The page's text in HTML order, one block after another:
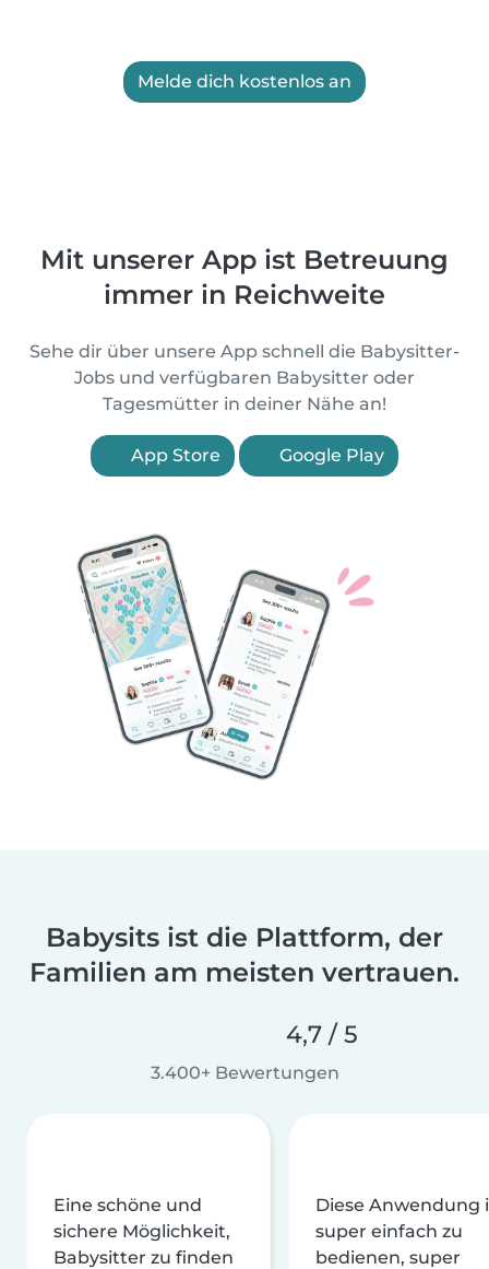
Melde dich kostenlos an
Mit unserer App ist Betreuung
immer in Reichweite
Sehe dir über unsere App schnell die Babysitter-
Jobs und verfügbaren Babysitter oder
Tagesmütter in deiner Nähe an!
App Store Google Play
Babysits ist die Plattform, der
Familien am meisten vertrauen.
4,7 / 5
3.400+ Bewertungen
Eine schöne und
sichere Möglichkeit,
Babysitter zu finden
Diese Anwendung
super einfach zu
bedienen, super